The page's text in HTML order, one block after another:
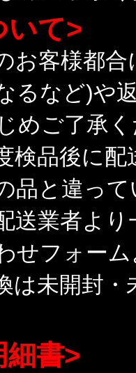
いて>
お客様都
るなど)や
めご了承
検品後に
品と違っ
送業者よ
せフォー
は未開封
細書>